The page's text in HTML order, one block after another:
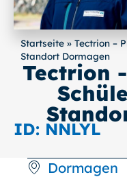
Startseite » Tectrion –
Standort Dormagen
Tectrion
ID: NNLYL
Dormagen